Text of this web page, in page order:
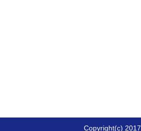
Copyright(c) 2017